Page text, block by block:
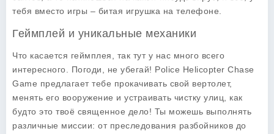
тебя вместо игры – битая игрушка на телефоне.
Геймплей и уникальные механики
Что касается геймплея, так тут у нас много всего
интересного. Погоди, не убегай! Police Helicopter Chase
Game предлагает тебе прокачивать свой вертолет,
менять его вооружение и устраивать чистку улиц, как
будто это твоё священное дело! Ты можешь выполнять
различные миссии: от преследования разбойников до